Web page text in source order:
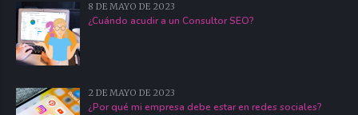
8 DE MAYO DE 2023
¿Cuándo acudir a un Consultor SEO?
2 DE MAYO DE 2023
¿Por qué mi empresa debe estar en redes sociales?